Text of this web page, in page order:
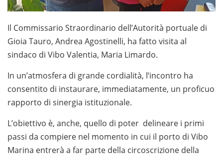
Il Commissario Straordinario dell’Autorità portuale di
Gioia Tauro, Andrea Agostinelli, ha fatto visita al
sindaco di Vibo Valentia, Maria Limardo.
In un’atmosfera di grande cordialità, l’incontro ha
consentito di instaurare, immediatamente, un proficuo
rapporto di sinergia istituzionale.
L’obiettivo è, anche, quello di poter delineare i primi
passi da compiere nel momento in cui il porto di Vibo
Marina entrerà a far parte della circoscrizione della